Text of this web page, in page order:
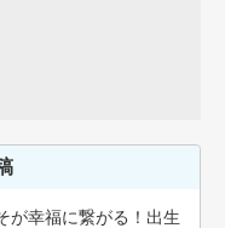
が幸福に繋がる！出生